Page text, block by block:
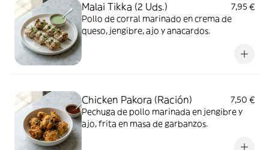
Malai Tikka (2 Uds.)
7,95 €
Pollo de corral marinado en crema de
queso, jengibre, ajo y anacardos.
Chicken Pakora (Ración)
7,50 €
Pechuga de pollo marinada en jengibre y
ajo, frita en masa de garbanzos.